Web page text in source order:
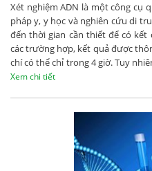
Xét nghiệm ADN là một công cụ
pháp y, y học và nghiên cứu di
đến thời gian cần thiết để có kết
các trường hợp, kết quả được
chí có thể chỉ trong 4 giờ. Tuy
thuộc vào nhiều yếu tố khác
Xem chi tiết